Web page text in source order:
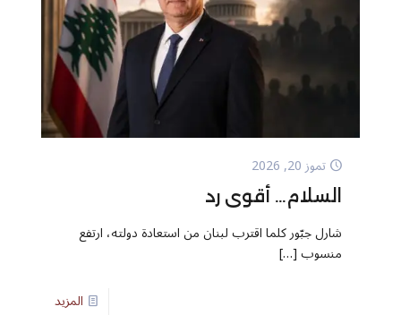
تموز 20, 2026
السلام… أقوى رد
شارل جبّور كلما اقترب لبنان من استعادة دولته، ارتفع
منسوب[…]
المزيد